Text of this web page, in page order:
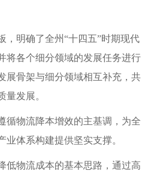
明确了全州“十四五”时期现代
将各个细分领域的发展任务进行
展骨架与细分领域相互补充，共
量发展。
物流降本增效的主基调，为全
体系构建提供坚实支撑。
物流成本的基本思路，通过高